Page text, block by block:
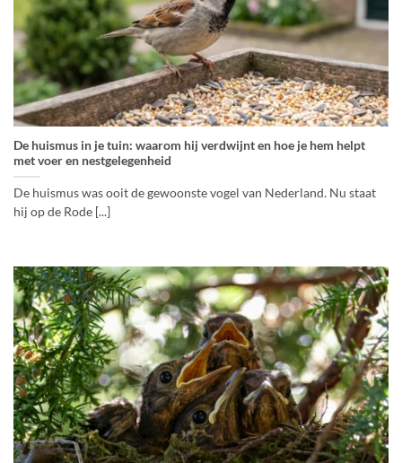
De huismus in je tuin: waarom hij verdwijnt en hoe je hem helpt
met voer en nestgelegenheid
De huismus was ooit de gewoonste vogel van Nederland. Nu staat
hij op de Rode [...]